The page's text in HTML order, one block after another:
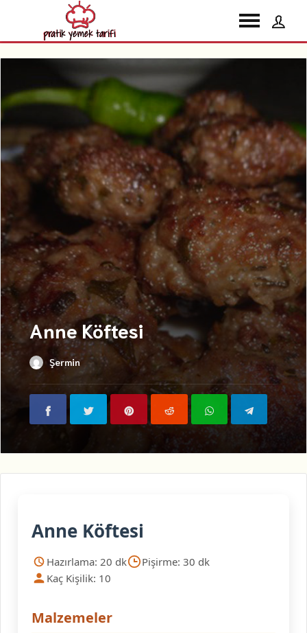
Anne Köftesi
Şermin
Anne Köftesi
Hazırlama: 20 dk
Pişirme: 30 dk
Kaç Kişilik: 10
Malzemeler